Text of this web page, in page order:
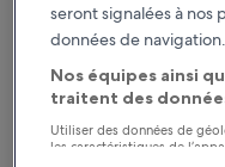
9.6
sur
Exceptionnel,
(20 avis)
9,6/10 Exceptionnel
Danubius Hotel Marina
seront signalées à nos
données de navigation.
Nos équipes ainsi
traitent des
Utiliser des données de
les caractéristiques de